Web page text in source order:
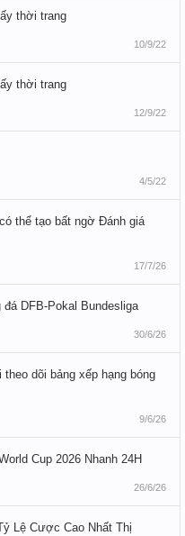
thời trang
10/9/22
thời trang
12/9/22
4/5/22
thể tạo bất ngờ Đánh giá
17/7/26
đá DFB-Pokal Bundesliga
30/6/26
dõi bảng xếp hạng bóng
9/6/26
Cup 2026 Nhanh 24H
26/6/26
Lệ Cược Cao Nhất Thị